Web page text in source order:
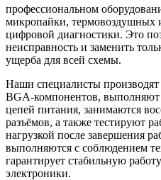
профессиональном
микропайки, термовоздушных
цифровой диагностики. Это
неисправность и заменить
ущерба для всей схемы.
Наши специалисты
BGA-компонентов, выполняют
цепей питания, занимаются
разъёмов, а также тестируют
нагрузкой после завершения
выполняются с соблюдением
гарантирует стабильную
электроники.